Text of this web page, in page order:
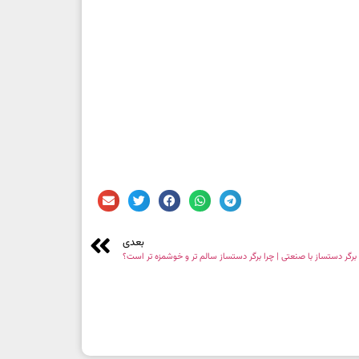
بعدی
دستساز با صنعتی | چرا برگر دستساز سالم تر و خوشمزه تر است؟